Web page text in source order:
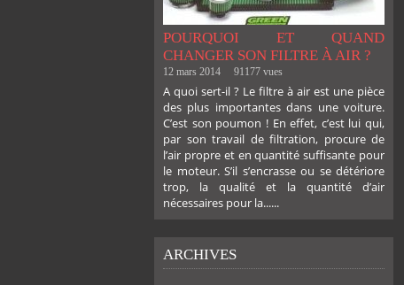
POURQUOI ET QUAND
CHANGER SON FILTRE À AIR ?
12 mars 2014 91177 vues
A quoi sert-il ? Le filtre à air est une pièce
des plus importantes dans une voiture.
C’est son poumon ! En effet, c’est lui qui,
par son travail de filtration, procure de
l’air propre et en quantité suffisante pour
le moteur. S’il s’encrasse ou se détériore
trop, la qualité et la quantité d’air
nécessaires pour la......
ARCHIVES